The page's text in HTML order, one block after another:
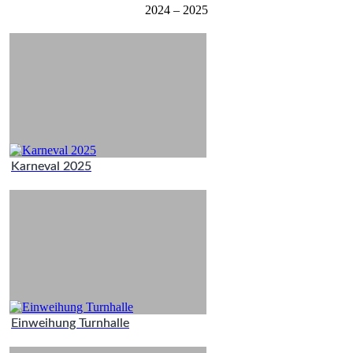
2024 – 2025
Karneval 2025
Einweihung Turnhalle